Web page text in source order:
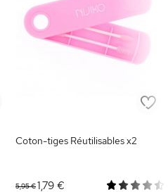
Coton-tiges Réutilisables x2
5,95 €1,79 €